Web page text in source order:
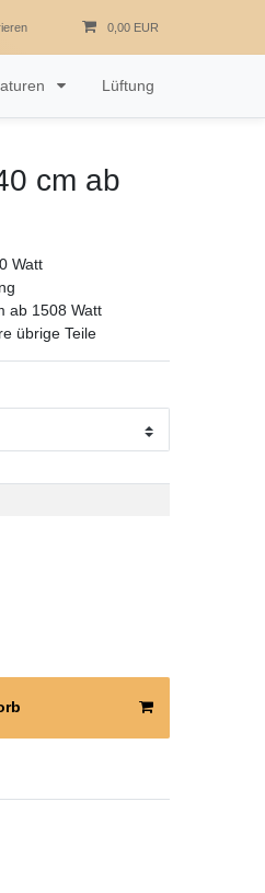
0,00 EUR
Lüftung
cm ab
Watt
ab 1508 Watt
übrige Teile